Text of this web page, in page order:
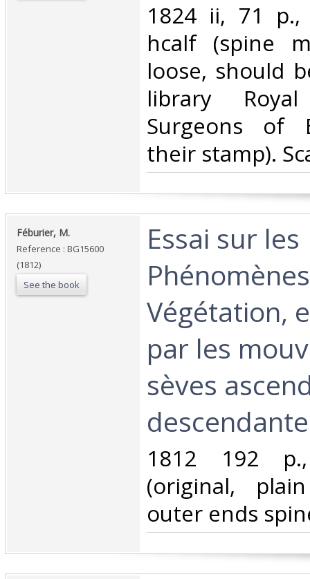
‎1824 ii, 71 p.,
hcalf (spine
loose, should
library
Surgeons of
their stamp).
‎Féburier, M.‎
Reference : BG15600
(1812)
See the book
‎Essai sur les
Végétation,
par les
sèves
‎1812 192
(original,
outer ends